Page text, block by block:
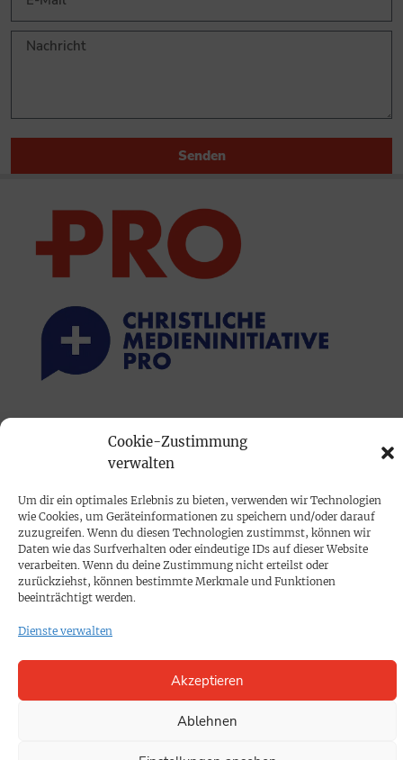
Cookie-Zustimmung
verwalten
Um dir ein optimales Erlebnis zu bieten, verwenden wir Technologien
wie Cookies, um Geräteinformationen zu speichern und/oder darauf
zuzugreifen. Wenn du diesen Technologien zustimmst, können wir
Daten wie das Surfverhalten oder eindeutige IDs auf dieser Website
verarbeiten. Wenn du deine Zustimmung nicht erteilst oder
zurückziehst, können bestimmte Merkmale und Funktionen
beeinträchtigt werden.
Dienste verwalten
Akzeptieren
Ablehnen
Senden
Mediadaten
PROKOMPAKT
Impressum
SPENDEN
Cookie-Richtlinie